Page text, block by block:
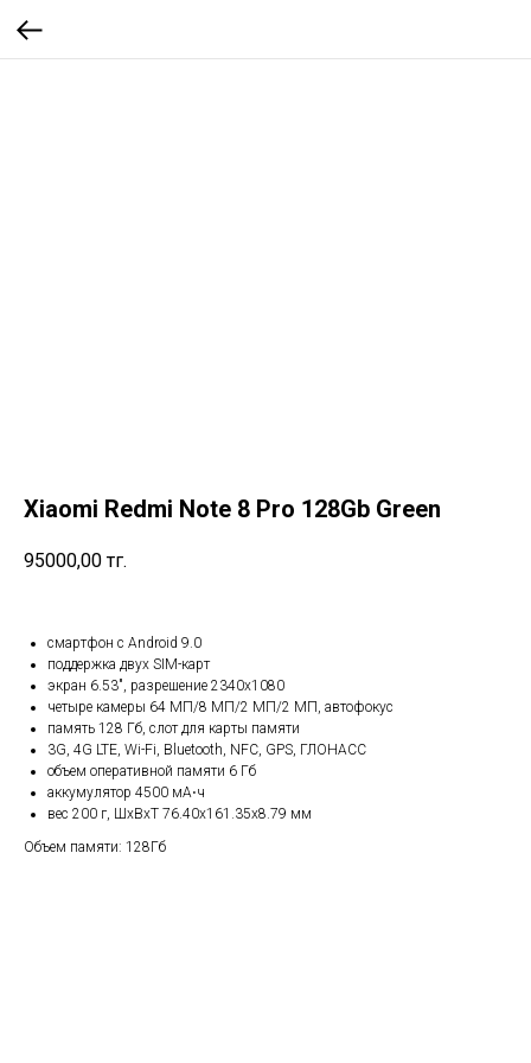
Xiaomi Redmi Note 8 Pro 128Gb Green
95000,00 тг.
смартфон с Android 9.0
поддержка двух SIM-карт
экран 6.53", разрешение 2340x1080
четыре камеры 64 МП/8 МП/2 МП/2 МП, автофокус
память 128 Гб, слот для карты памяти
3G, 4G LTE, Wi-Fi, Bluetooth, NFC, GPS, ГЛОНАСС
объем оперативной памяти 6 Гб
аккумулятор 4500 мА⋅ч
вес 200 г, ШxВxТ 76.40x161.35x8.79 мм
Объем памяти: 128Гб